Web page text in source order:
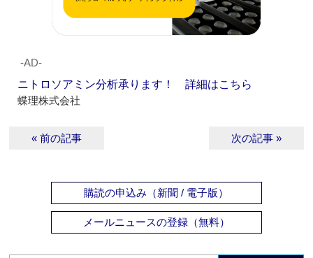
‐AD‐
ニトロソアミン分析承ります！ 詳細はこちら
蝶理株式会社
« 前の記事 次の記事 »
購読の申込み（新聞 / 電子版）
メールニュースの登録（無料）